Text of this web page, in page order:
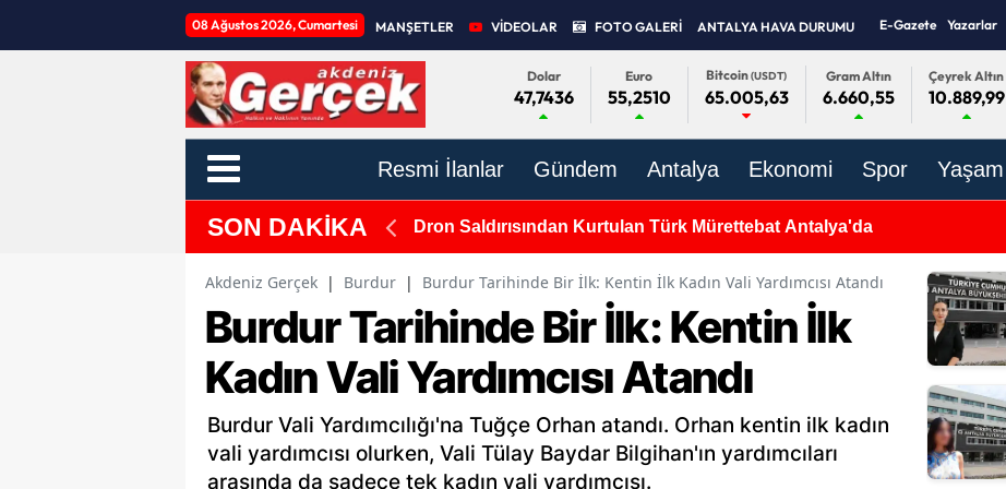
08 Ağustos 2026, Cumartesi MANŞETLER VİDEOLAR FOTO GALERİ ANTALYA HAVA DURUMU E-Gazete Yazarlar
Dolar
47,7436
Euro
55,2510
Bitcoin(USDT)
65.005,63
Gram Altın
6.660,55
Çeyrek Altın
10.889,99
Resmi İlanlar Gündem Antalya Ekonomi Spor Yaşam
SON DAKİKA Dron Saldırısından Kurtulan Türk Mürettebat Antalya'da
Akdeniz Gerçek | Burdur | Burdur Tarihinde Bir İlk: Kentin İlk Kadın Vali Yardımcısı Atandı
Burdur Tarihinde Bir İlk: Kentin İlk
Kadın Vali Yardımcısı Atandı
Burdur Vali Yardımcılığı'na Tuğçe Orhan atandı. Orhan kentin ilk kadın
vali yardımcısı olurken, Vali Tülay Baydar Bilgihan'ın yardımcıları
arasında da sadece tek kadın vali yardımcısı.